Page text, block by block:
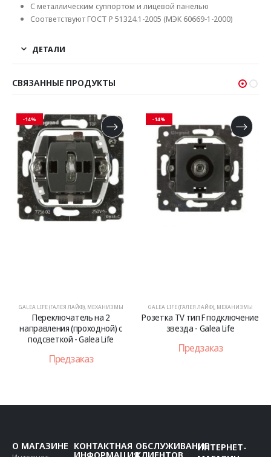
С металлическим суппортом и лицевой панелью
Соответствуют ГОСТ Р 51324.1-2005 (МЭК 60669-1-2000)
ДЕТАЛИ
СВЯЗАННЫЕ ПРОДУКТЫ
-14%
GALEA LIFE (ГАЛЕЯ ЛАЙФ), МЕХАНИЗМЫ
Переключатель на 2
направления (проходной) с
подсветкой - Galea Life
Предзаказ
-14%
GALEA LIFE (ГАЛЕЯ ЛАЙФ), МЕХАНИЗМЫ
Розетка TV тип F подключение
звезда - Galea Life
Предзаказ
О МАГАЗИНЕ КОНТАКТНАЯ ОБСЛУЖИВАНИЕИНТЕРНЕТ-